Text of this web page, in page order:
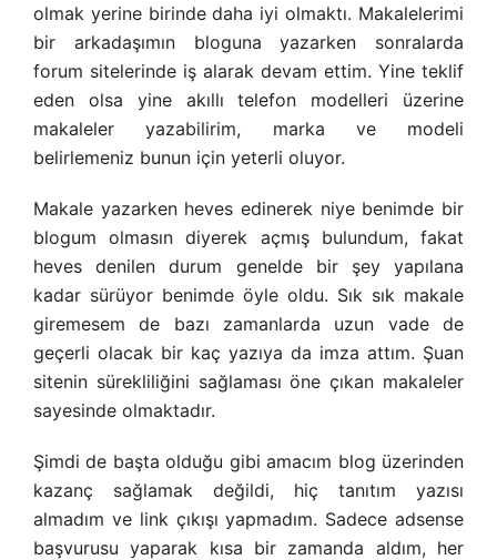
olmak yerine birinde daha iyi olmaktı. Makalelerimi
bir arkadaşımın bloguna yazarken sonralarda
forum sitelerinde iş alarak devam ettim. Yine teklif
eden olsa yine akıllı telefon modelleri üzerine
makaleler yazabilirim, marka ve modeli
belirlemeniz bunun için yeterli oluyor.
Makale yazarken heves edinerek niye benimde bir
blogum olmasın diyerek açmış bulundum, fakat
heves denilen durum genelde bir şey yapılana
kadar sürüyor benimde öyle oldu. Sık sık makale
giremesem de bazı zamanlarda uzun vade de
geçerli olacak bir kaç yazıya da imza attım. Şuan
sitenin sürekliliğini sağlaması öne çıkan makaleler
sayesinde olmaktadır.
Şimdi de başta olduğu gibi amacım blog üzerinden
kazanç sağlamak değildi, hiç tanıtım yazısı
almadım ve link çıkışı yapmadım. Sadece adsense
başvurusu yaparak kısa bir zamanda aldım, her